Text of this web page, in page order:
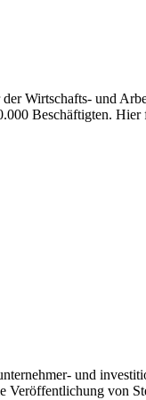
Wirtschafts- und
Beschäftigten.
und
Veröffentlichung von